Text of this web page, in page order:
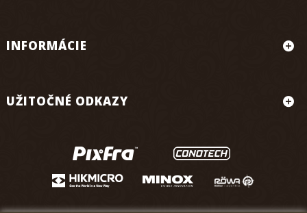
INFORMÁCIE
UŽITOČNÉ ODKAZY